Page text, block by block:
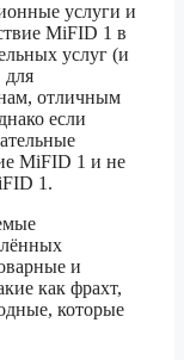
услуги и
MiFID 1 в
услуг (и
для
отличным
если
MiFID 1 и не
1.
и
как фрахт,
которые